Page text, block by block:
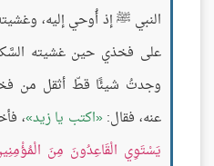
النبي ﷺ إذ أُوحي إليه،
على فخذي حين غشيته
وجدتُ شيئًا قطّ أثقل من
عنه، فقال: اكتب يا زيد ،
يَسْتَوِي الْقَاعِدُونَ مِنَ